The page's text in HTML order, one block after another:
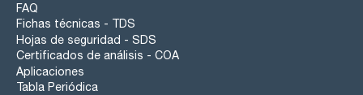
FAQ
Fichas técnicas - TDS
Hojas de seguridad - SDS
Certificados de análisis - COA
Aplicaciones
Tabla Periódica